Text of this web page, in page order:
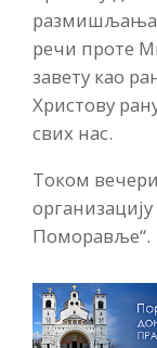
размишљања.
речи проте
завету као
Христову
свих нас.
Током
Поморавље“.